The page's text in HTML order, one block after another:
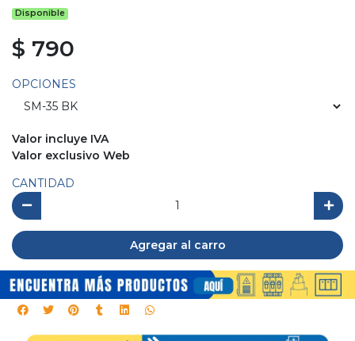
Disponible
$ 790
OPCIONES
Valor incluye IVA
Valor exclusivo Web
CANTIDAD
Agregar al carro